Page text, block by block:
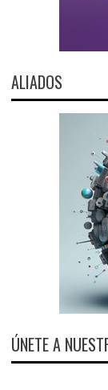
ALIADOS
ÚNETE A